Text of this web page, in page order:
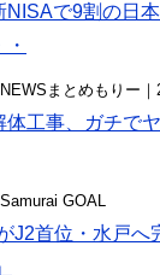
NISAで9割の日
まとめもりー
体工事、ガチで
GOAL
J2首位・水戸へ